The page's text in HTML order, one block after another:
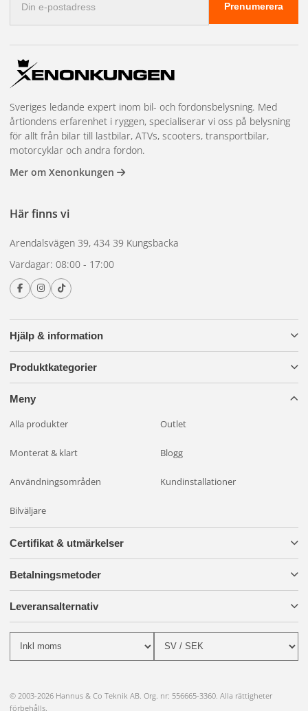
postadress
Prenumerera
Hjälp & information
Produktkategorier
Meny
Alla produkter Outlet
Monterat & klart Blogg
Användningsområden Kundinstallationer
Bilväljare
Sveriges ledande expert inom bil- och fordonsbelysning. Med
årtiondens erfarenhet i ryggen, specialiserar vi oss på belysning
för allt från bilar till lastbilar, ATVs, scooters, transportbilar,
motorcyklar och andra fordon.
Mer om Xenonkungen
Här finns vi
Arendalsvägen 39, 434 39 Kungsbacka
Vardagar: 08:00 - 17:00
Certifikat & utmärkelser
Betalningsmetoder
Leveransalternativ
© 2003-2026 Hannus & Co Teknik AB. Org. nr: 556665-3360. Alla rättigheter
förbehålls.